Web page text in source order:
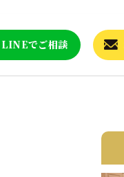
LINEでご相談